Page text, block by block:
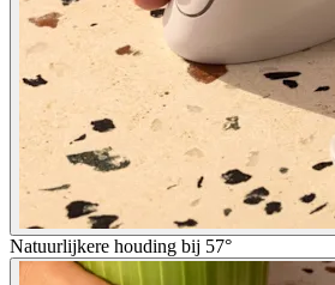
Natuurlijkere houding bij 57°